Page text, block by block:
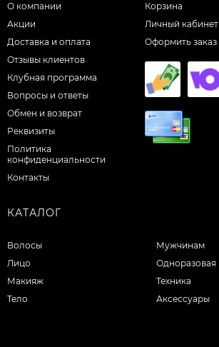
О компании
Акции
Доставка и оплата
Отзывы клиентов
Клубная программа
Вопросы и ответы
Обмен и возврат
Реквизиты
Политика
конфиденциальности
Контакты
Корзина
Личный кабинет
Оформить заказ
КАТАЛОГ
Волосы
Лицо
Макияж
Тело
Мужчинам
Одноразовая
Техника
Аксессуары